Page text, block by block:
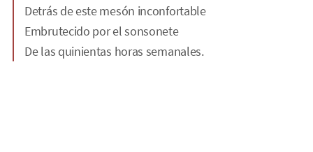
Detrás de este mesón inconfortable
Embrutecido por el sonsonete
De las quinientas horas semanales.